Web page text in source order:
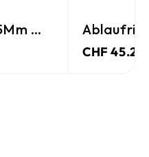
3M Steri-Strip 6X75Mm Weiss
CHF 45.25